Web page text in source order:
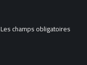
Les champs obligatoires